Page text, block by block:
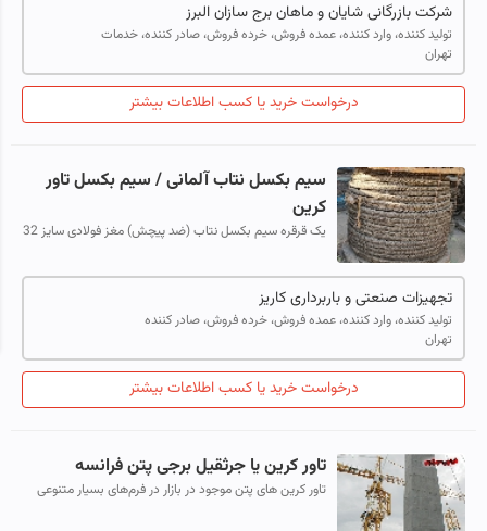
شرکت بازرگانی شایان و ماهان برج سازان البرز
تولید کننده، وارد کننده، عمده فروش، خرده فروش، صادر کننده، خدمات
تهران
درخواست خرید یا کسب اطلاعات بیشتر
سیم بکسل نتاب آلمانی / سیم بکسل تاور
کرین
یک قرقره سیم بکسل نتاب (ضد پیچش) مغز فولادی سایز 32
تجهیزات صنعتی و باربرداری کاریز
تولید کننده، وارد کننده، عمده فروش، خرده فروش، صادر کننده
تهران
درخواست خرید یا کسب اطلاعات بیشتر
تاور کرین یا جرثقیل برجی پتن فرانسه
تاور کرین های پتن موجود در بازار در فرم‌های بسیار متنوعی